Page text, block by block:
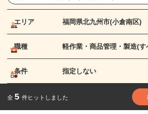
エリア 福岡県北九州市(小倉南区)
職種 軽作業・商品管理・製造(す
条件 指定しない
全 5 件ヒットしました